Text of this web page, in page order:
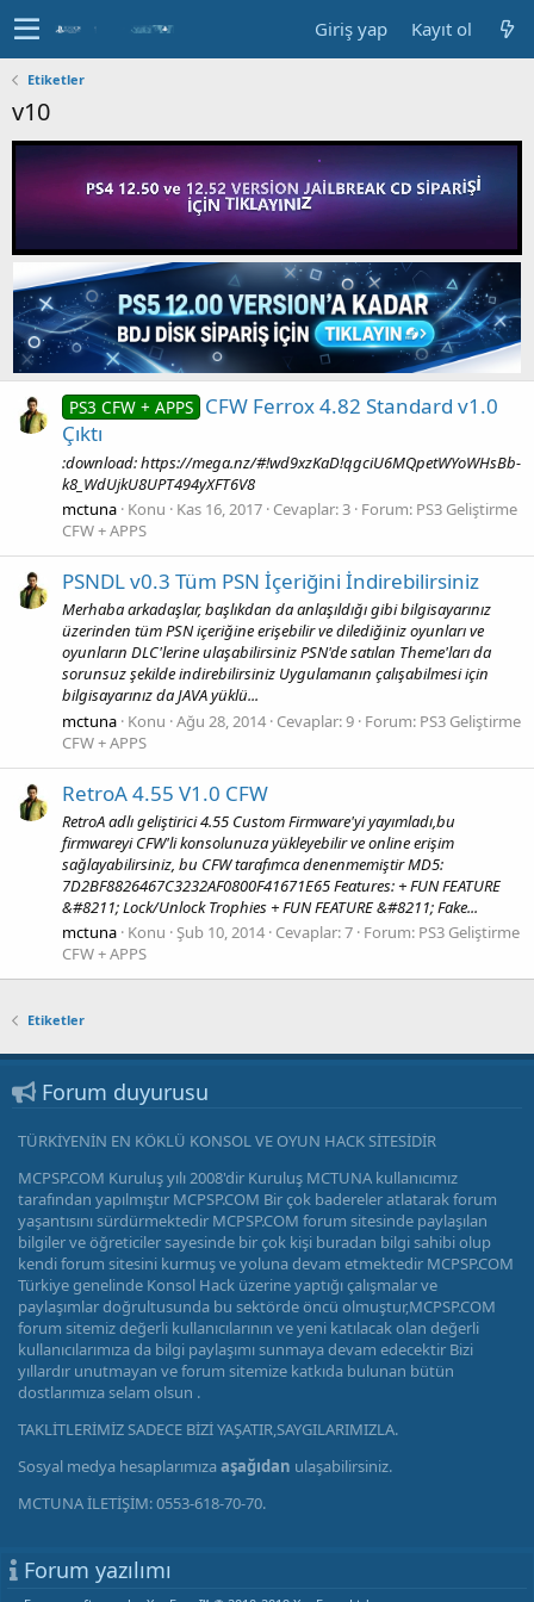
Giriş yap Kayıt ol
Etiketler
v10
PS3 CFW + APPS CFW Ferrox 4.82 Standard v1.0
Çıktı
:download: https://mega.nz/#!wd9xzKaD!qgciU6MQpetWYoWHsBb-
k8_WdUjkU8UPT494yXFT6V8
mctuna Konu Kas 16, 2017 Cevaplar: 3 Forum: PS3 Geliştirme
CFW + APPS
PSNDL v0.3 Tüm PSN İçeriğini İndirebilirsiniz
Merhaba arkadaşlar, başlıkdan da anlaşıldığı gibi bilgisayarınız
üzerinden tüm PSN içeriğine erişebilir ve dilediğiniz oyunları ve
oyunların DLC'lerine ulaşabilirsiniz PSN'de satılan Theme'ları da
sorunsuz şekilde indirebilirsiniz Uygulamanın çalışabilmesi için
bilgisayarınız da JAVA yüklü...
mctuna Konu Ağu 28, 2014 Cevaplar: 9 Forum: PS3 Geliştirme
CFW + APPS
RetroA 4.55 V1.0 CFW
RetroA adlı geliştirici 4.55 Custom Firmware'yi yayımladı,bu
firmwareyi CFW'li konsolunuza yükleyebilir ve online erişim
sağlayabilirsiniz, bu CFW tarafımca denenmemiştir MD5:
7D2BF8826467C3232AF0800F41671E65 Features: + FUN FEATURE
&#8211; Lock/Unlock Trophies + FUN FEATURE &#8211; Fake...
mctuna Konu Şub 10, 2014 Cevaplar: 7 Forum: PS3 Geliştirme
CFW + APPS
Etiketler
Forum duyurusu
TÜRKİYENİN EN KÖKLÜ KONSOL VE OYUN HACK SİTESİDİR
MCPSP.COM Kuruluş yılı 2008'dir Kuruluş MCTUNA kullanıcımız
tarafından yapılmıştır MCPSP.COM Bir çok badereler atlatarak forum
yaşantısını sürdürmektedir MCPSP.COM forum sitesinde paylaşılan
bilgiler ve öğreticiler sayesinde bir çok kişi buradan bilgi sahibi olup
kendi forum sitesini kurmuş ve yoluna devam etmektedir MCPSP.COM
Türkiye genelinde Konsol Hack üzerine yaptığı çalışmalar ve
paylaşımlar doğrultusunda bu sektörde öncü olmuştur,MCPSP.COM
forum sitemiz değerli kullanıcılarının ve yeni katılacak olan değerli
kullanıcılarımıza da bilgi paylaşımı sunmaya devam edecektir Bizi
yıllardır unutmayan ve forum sitemize katkıda bulunan bütün
dostlarımıza selam olsun .
TAKLİTLERİMİZ SADECE BİZİ YAŞATIR,SAYGILARIMIZLA.
Sosyal medya hesaplarımızaaşağıdan ulaşabilirsiniz.
MCTUNA İLETİŞİM: 0553-618-70-70.
Forum yazılımı